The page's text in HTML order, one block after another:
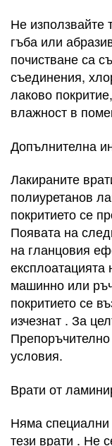
Не използвайте
гъба или
почистване са
съединения,
лаково
влажност в
Допълнителна
Лакираните
полиуретанов
покритието се
Появата на
на гланцовия
машинно или
покритието се
изчезнат . За
условия.
Врати от
Няма специални
тези врати . Не